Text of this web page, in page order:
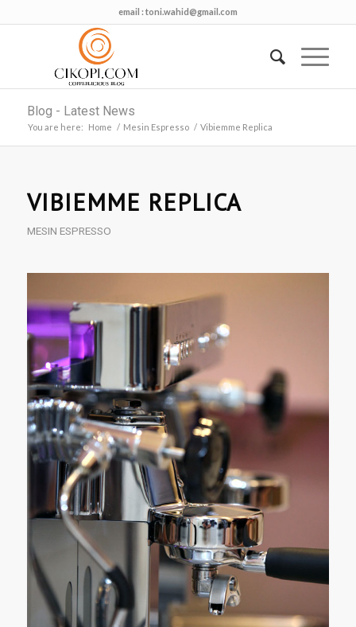
email : toni.wahid@gmail.com
Blog - Latest News
You are here: Home / Mesin Espresso / Vibiemme Replica
VIBIEMME REPLICA
MESIN ESPRESSO